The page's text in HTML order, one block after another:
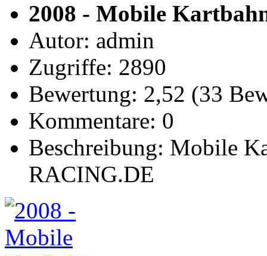
2008 - Mobile
Autor: admin
Zugriffe: 2890
Bewertung: 2,52 (33
Kommentare: 0
Beschreibung: Mobile
RACING.DE